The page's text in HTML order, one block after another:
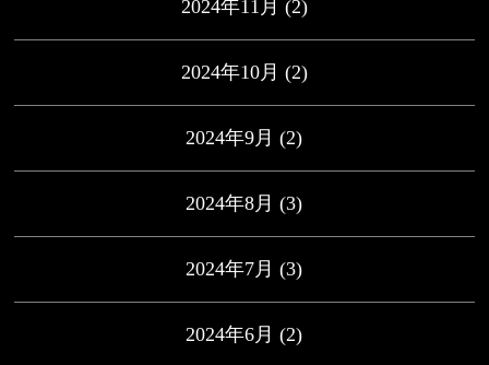
2024年11月 (2)
2024年10月 (2)
2024年9月 (2)
2024年8月 (3)
2024年7月 (3)
2024年6月 (2)